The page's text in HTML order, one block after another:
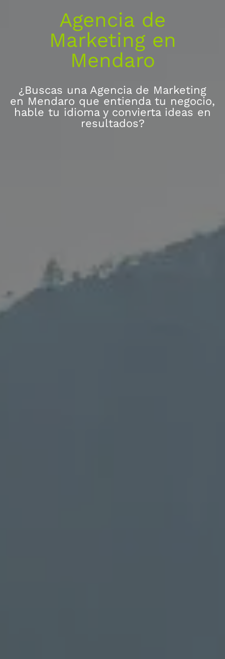
Agencia de
Marketing en
Mendaro
¿Buscas una Agencia de Marketing
en Mendaro que entienda tu negocio,
hable tu idioma y convierta ideas en
resultados?